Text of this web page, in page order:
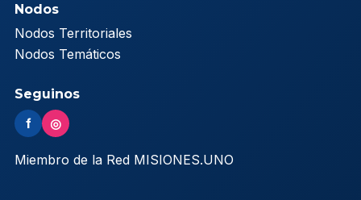
Nodos
Nodos Territoriales
Nodos Temáticos
Seguinos
f ◎
Miembro de la Red MISIONES.UNO